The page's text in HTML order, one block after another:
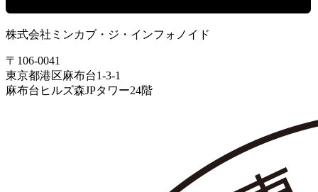
株式会社ミンカブ・ジ・インフォノイド
〒106-0041
東京都港区麻布台1-3-1
麻布台ヒルズ森JPタワー24階